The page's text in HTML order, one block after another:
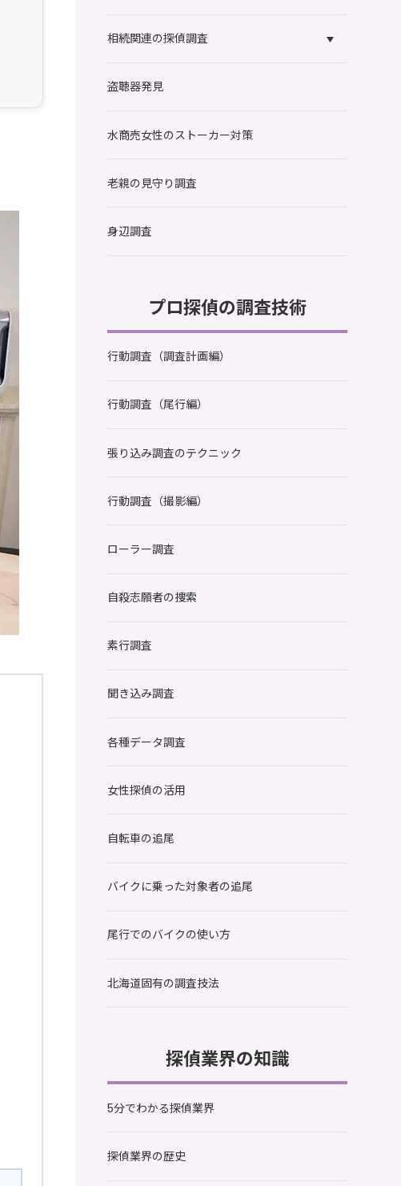
相続関連の探偵調査
盗聴器発見
水商売女性のストーカー対策
老親の見守り調査
身辺調査
プロ探偵の調査技術
行動調査（調査計画編）
行動調査（尾行編）
張り込み調査のテクニック
行動調査（撮影編）
ローラー調査
自殺志願者の捜索
素行調査
聞き込み調査
各種データ調査
女性探偵の活用
自転車の追尾
バイクに乗った対象者の追尾
尾行でのバイクの使い方
北海道固有の調査技法
探偵業界の知識
5分でわかる探偵業界
探偵業界の歴史